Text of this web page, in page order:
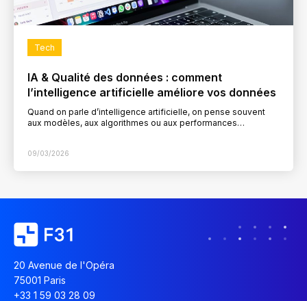
Tech
IA & Qualité des données : comment
l’intelligence artificielle améliore vos données
Quand on parle d’intelligence artificielle, on pense souvent
aux modèles, aux algorithmes ou aux performances
09/03/2026
20 Avenue de l'Opéra
75001 Paris
+33 1 59 03 28 09